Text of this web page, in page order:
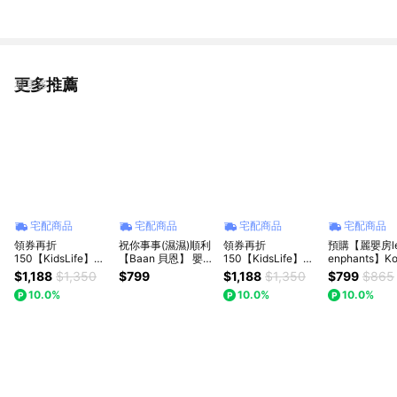
更多推薦
看更多
宅配商品
領券再折
150【KidsLife】寶
寶餐具彌月禮盒(B款
多色)｜新生兒禮 滿
月禮 嬰兒禮盒 周歲
$1,188 $1,350
10.0%
宅配商品
祝你事事(濕濕)順利
【Baan 貝恩】 嬰兒
保養柔濕巾80抽/12
入 +17元多一件｜新
$799
宅配商品
領券再折
150【KidsLife】寶
寶餐具彌月禮盒(A款
多色)｜新生兒禮 滿
月禮 彌月禮 嬰兒禮
$1,188 $1,350
10.0%
宅配商品
預購【麗嬰房
enphants】
Deer可莉鹿嬰
安撫魔豆毯+
3雙彌月禮盒
$799 $865
10.0%